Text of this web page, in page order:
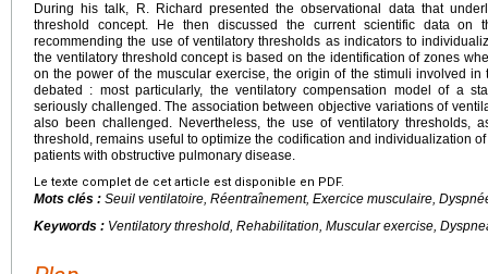
During his talk, R. Richard presented the observational data that
threshold concept. He then discussed the current scientific data on
recommending the use of ventilatory thresholds as indicators to
the ventilatory threshold concept is based on the identification of zones
on the power of the muscular exercise, the origin of the stimuli involved
debated : most particularly, the ventilatory compensation model of a
seriously challenged. The association between objective variations of
also been challenged. Nevertheless, the use of ventilatory thresholds,
threshold, remains useful to optimize the codification and individualization
patients with obstructive pulmonary disease.
Le texte complet de cet article est disponible en PDF.
Mots clés : Seuil ventilatoire, Réentraînement, Exercice musculaire,
Keywords : Ventilatory threshold, Rehabilitation, Muscular exercise,